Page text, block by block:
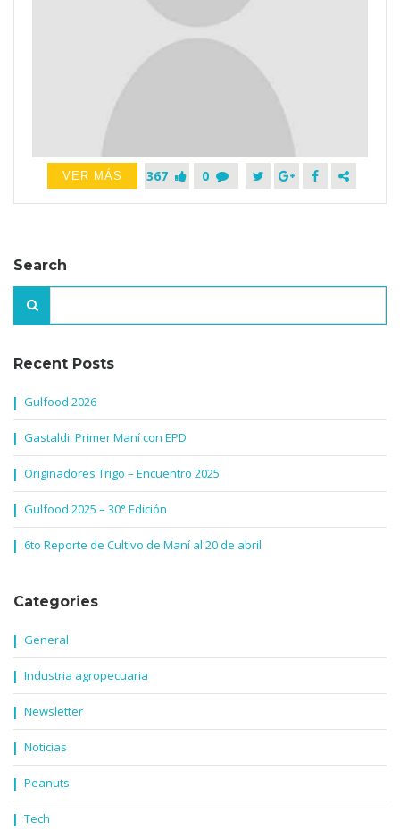
VER MÁS 367 0
Search
Recent Posts
Gulfood 2026
Gastaldi: Primer Maní con EPD
Originadores Trigo – Encuentro 2025
Gulfood 2025 – 30° Edición
6to Reporte de Cultivo de Maní al 20 de abril
Categories
General
Industria agropecuaria
Newsletter
Noticias
Peanuts
Tech